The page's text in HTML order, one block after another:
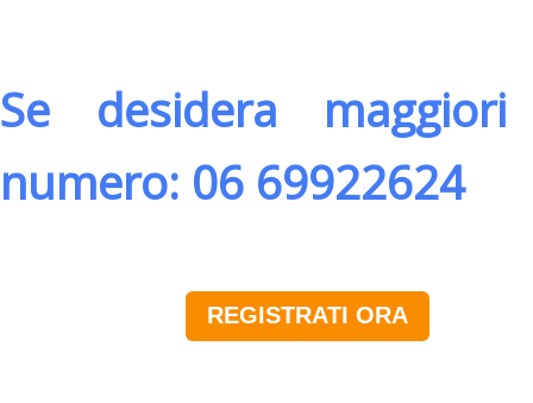
Se desidera
numero: 06 69922624
REGISTRATI ORA